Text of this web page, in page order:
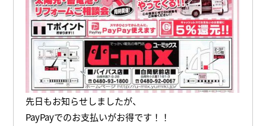
先日もお知らせしましたが、
PayPayでのお支払いがお得です！！